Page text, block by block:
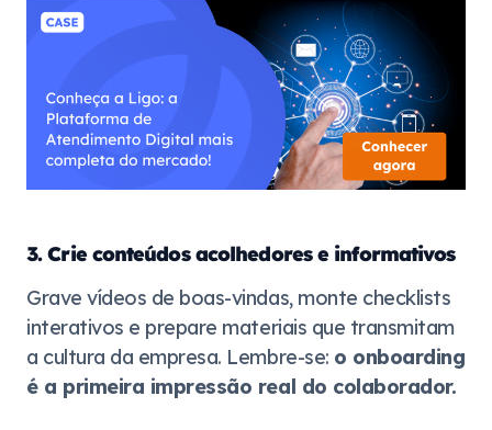
3. Crie conteúdos acolhedores e informativos
Grave vídeos de boas-vindas, monte checklists
interativos e prepare materiais que transmitam
a cultura da empresa. Lembre-se: o onboarding
é a primeira impressão real do colaborador.